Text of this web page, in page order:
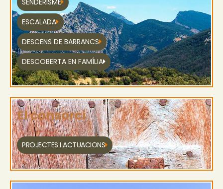
ESCALADA
DESCENS DE BARRANCS
DESCOBERTA EN FAMÍLIA
El consorci
PROJECTES I ACTUACIONS